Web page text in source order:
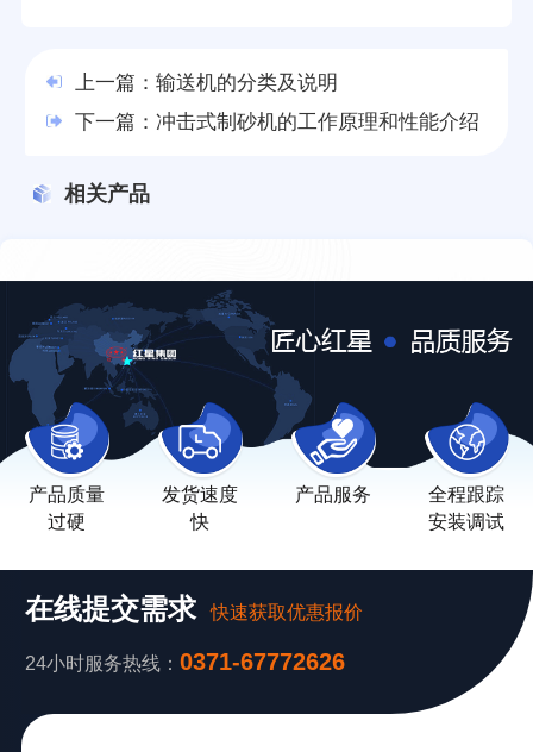
上一篇： 输送机的分类及说明
下一篇： 冲击式制砂机的工作原理和性能介绍
相关产品
产品质量
过硬
发货速度
快
产品服务
全程跟踪
安装调试
在线提交需求 快速获取优惠报价
24小时服务热线：0371-67772626